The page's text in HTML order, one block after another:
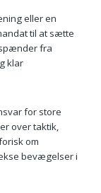
eller en
til at sætte
fra
klar
for store
over taktik,
om
bevægelser i